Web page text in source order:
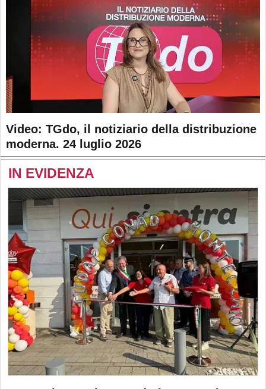
Video: TGdo, il notiziario della distribuzione
moderna. 24 luglio 2026
IN EVIDENZA